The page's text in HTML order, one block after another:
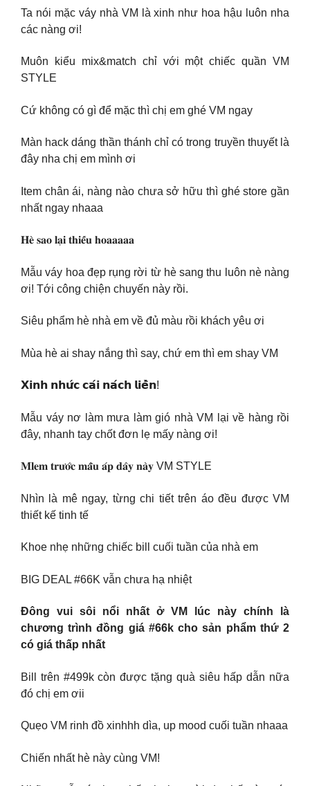
Ta nói mặc váy nhà VM là xinh như hoa hậu luôn nha
các nàng ơi!
Muôn kiểu mix&match chỉ với một chiếc quần VM
STYLE
Cứ không có gì để mặc thì chị em ghé VM ngay
Màn hack dáng thần thánh chỉ có trong truyền thuyết là
đây nha chị em mình ơi
Item chân ái, nàng nào chưa sở hữu thì ghé store gần
nhất ngay nhaaa
𝐇𝐞̀ 𝐬𝐚𝐨 𝐥𝐚̣𝐢 𝐭𝐡𝐢𝐞̂́𝐮 𝐡𝐨𝐚𝐚𝐚𝐚𝐚
Mẫu váy hoa đẹp rụng rời từ hè sang thu luôn nè nàng
ơi! Tới công chiện chuyến này rồi.
Siêu phẩm hè nhà em về đủ màu rồi khách yêu ơi
Mùa hè ai shay nắng thì say, chứ em thì em shay VM
𝗫𝗶𝗻𝗵 𝗻𝗵𝘂̛́𝗰 𝗰𝗮́𝗶 𝗻𝗮́𝗰𝗵 𝗹𝗶𝗲̂̀𝗻!
Mẫu váy nơ làm mưa làm gió nhà VM lại về hàng rồi
đây, nhanh tay chốt đơn lẹ mấy nàng ơi!
𝐌𝐥𝐞𝐦 𝐭𝐫𝐮̛𝐨̛́𝐜 𝐦𝐚̂̃𝐮 𝐚́𝐩 𝐝𝐚̂𝐲 𝐧𝐚̀𝐲 VM STYLE
Nhìn là mê ngay, từng chi tiết trên áo đều được VM
thiết kế tinh tế
Khoe nhẹ những chiếc bill cuối tuần của nhà em
BIG DEAL #66K vẫn chưa hạ nhiệt
Đông vui sôi nổi nhất ở VM lúc này chính là
chương trình đồng giá #66k cho sản phẩm thứ 2
có giá thấp nhất
Bill trên #499k còn được tặng quà siêu hấp dẫn nữa
đó chị em ơii
Quẹo VM rinh đồ xinhhh dìa, up mood cuối tuần nhaaa
Chiến nhất hè này cùng VM!